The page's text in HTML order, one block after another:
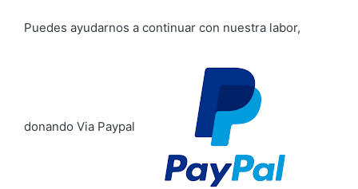
Puedes ayudarnos a continuar con nuestra labor,
donando Via Paypal